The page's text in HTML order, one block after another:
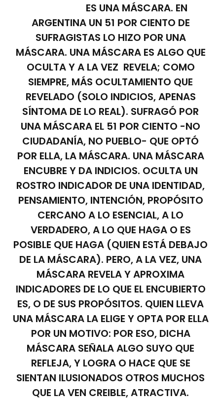
ES UNA MÁSCARA. EN
ARGENTINA UN 51 POR CIENTO DE
SUFRAGISTAS LO HIZO POR UNA
MÁSCARA. UNA MÁSCARA ES ALGO QUE
OCULTA Y A LA VEZ REVELA; COMO
SIEMPRE, MÁS OCULTAMIENTO QUE
REVELADO (SOLO INDICIOS, APENAS
SÍNTOMA DE LO REAL). SUFRAGÓ POR
UNA MÁSCARA EL 51 POR CIENTO -NO
CIUDADANÍA, NO PUEBLO- QUE OPTÓ
POR ELLA, LA MÁSCARA. UNA MÁSCARA
ENCUBRE Y DA INDICIOS. OCULTA UN
ROSTRO INDICADOR DE UNA IDENTIDAD,
PENSAMIENTO, INTENCIÓN, PROPÓSITO
CERCANO A LO ESENCIAL, A LO
VERDADERO, A LO QUE HAGA O ES
POSIBLE QUE HAGA (QUIEN ESTÁ DEBAJO
DE LA MÁSCARA). PERO, A LA VEZ, UNA
MÁSCARA REVELA Y APROXIMA
INDICADORES DE LO QUE EL ENCUBIERTO
ES, O DE SUS PROPÓSITOS. QUIEN LLEVA
UNA MÁSCARA LA ELIGE Y OPTA POR ELLA
POR UN MOTIVO: POR ESO, DICHA
MÁSCARA SEÑALA ALGO SUYO QUE
REFLEJA, Y LOGRA O HACE QUE SE
SIENTAN ILUSIONADOS OTROS MUCHOS
QUE LA VEN CREIBLE, ATRACTIVA.